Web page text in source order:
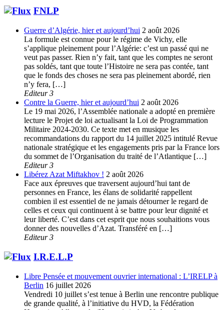
FNLP
Guerre d’Algérie, hier et aujourd’hui 2 août 2026
La formule est connue pour le régime de Vichy, elle
s’applique pleinement pour l’Algérie: c’est un passé qui ne
veut pas passer. Rien n’y fait, tant que les comptes ne seront
pas soldés, tant que toute l’Histoire ne sera pas contée, tant
que le fonds des choses ne sera pas pleinement abordé, rien
n’y fera, […]
Editeur 3
Contre la Guerre, hier et aujourd’hui 2 août 2026
Le 19 mai 2026, l’Assemblée nationale a adopté en première
lecture le Projet de loi actualisant la Loi de Programmation
Militaire 2024-2030. Ce texte met en musique les
recommandations du rapport du 14 juillet 2025 intitulé Revue
nationale stratégique et les engagements pris par la France lors
du sommet de l’Organisation du traité de l’Atlantique […]
Editeur 3
Libérez Azat Miftakhov ! 2 août 2026
Face aux épreuves que traversent aujourd’hui tant de
personnes en France, les élans de solidarité rappellent
combien il est essentiel de ne jamais détourner le regard de
celles et ceux qui continuent à se battre pour leur dignité et
leur liberté. C’est dans cet esprit que nous souhaitions vous
donner des nouvelles d’Azat. Transféré en […]
Editeur 3
I.R.E.L.P
Libre Pensée et mouvement ouvrier international : L’IRELP à
Berlin 16 juillet 2026
Vendredi 10 juillet s’est tenue à Berlin une rencontre publique
de grande qualité, à l’initiative du HVD, la Fédération